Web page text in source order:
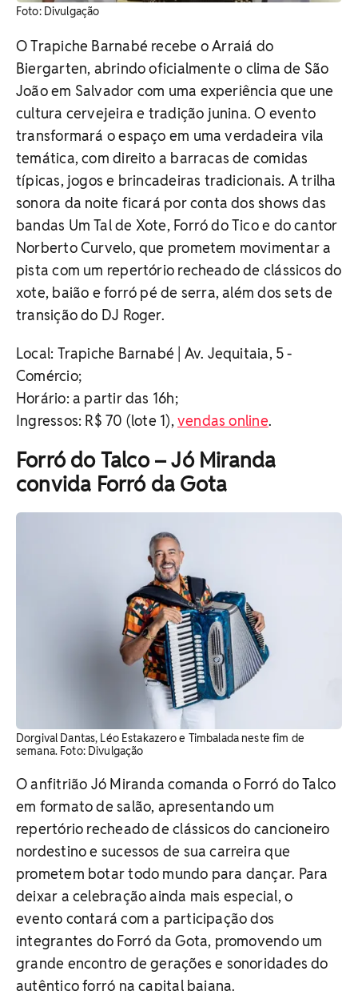
Foto: Divulgação
O Trapiche Barnabé recebe o Arraiá do
Biergarten, abrindo oficialmente o clima de São
João em Salvador com uma experiência que une
cultura cervejeira e tradição junina. O evento
transformará o espaço em uma verdadeira vila
temática, com direito a barracas de comidas
típicas, jogos e brincadeiras tradicionais. A trilha
sonora da noite ficará por conta dos shows das
bandas Um Tal de Xote, Forró do Tico e do cantor
Norberto Curvelo, que prometem movimentar a
pista com um repertório recheado de clássicos do
xote, baião e forró pé de serra, além dos sets de
transição do DJ Roger.
Local: Trapiche Barnabé | Av. Jequitaia, 5 -
Comércio;
Horário: a partir das 16h;
Ingressos: R$ 70 (lote 1),vendas online.
Forró do Talco – Jó Miranda
convida Forró da Gota
Dorgival Dantas, Léo Estakazero e Timbalada neste fim de
semana. ​Foto: Divulgação
O anfitrião Jó Miranda comanda o Forró do Talco
em formato de salão, apresentando um
repertório recheado de clássicos do cancioneiro
nordestino e sucessos de sua carreira que
prometem botar todo mundo para dançar. Para
deixar a celebração ainda mais especial, o
evento contará com a participação dos
integrantes do Forró da Gota, promovendo um
grande encontro de gerações e sonoridades do
autêntico forró na capital baiana.